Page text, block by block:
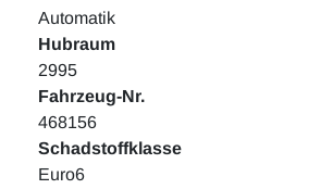
Automatik
Hubraum
2995
Fahrzeug-Nr.
468156
Schadstoffklasse
Euro6